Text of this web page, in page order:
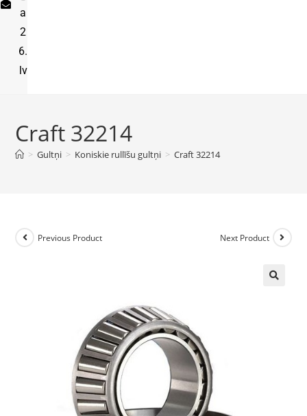
a
2
6.
lv
Craft 32214
> Gultņi > Koniskie rullīšu gultņi > Craft 32214
Previous Product Next Product